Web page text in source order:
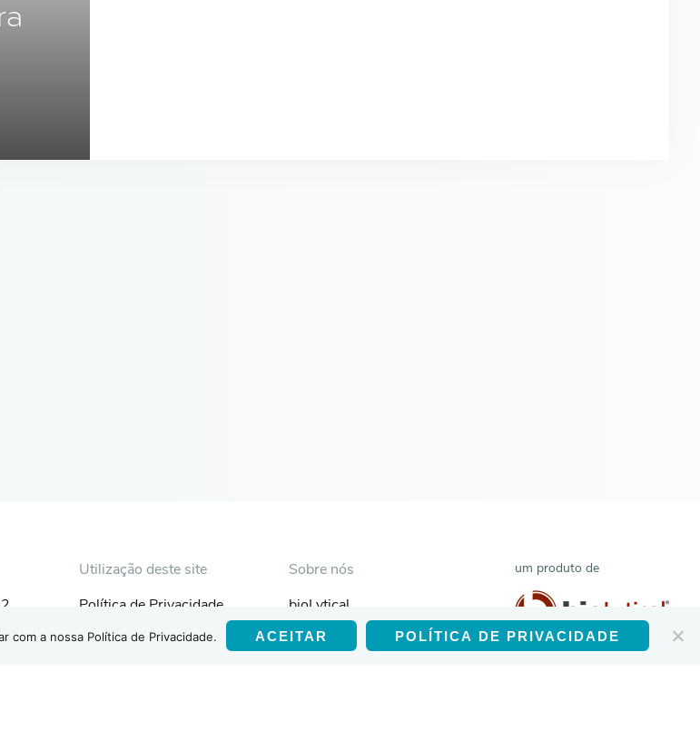
Utilização deste site
Política de Privacidade
Sobre nós
bioLytical
Contato
um produto de
com a nossa Política de Privacidade. ACEITAR POLÍTICA DE PRIVACIDADE
Português